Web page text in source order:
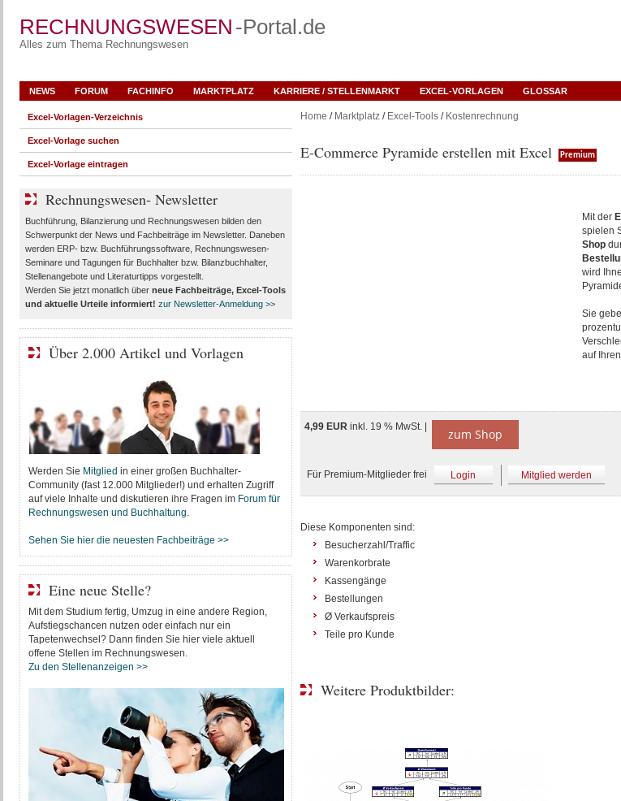
RECHNUNGSWESEN -Portal.de
Alles zum Thema Rechnungswesen
NEWS FORUM FACHINFO MARKTPLATZ KARRIERE / STELLENMARKT EXCEL-VORLAGEN GLOSSAR
Home / Marktplatz/ Excel-Tools/ Kostenrechnung
E-Commerce Pyramide erstellen mit Excel Premium
Mit der
spielen
Shop
wird
Sie
auf
4,99 EUR inkl. 19 % MwSt. | zum Shop
Für Premium-Mitglieder frei Login Mitglied werden
Diese Komponenten sind:
Besucherzahl/Traffic
Warenkorbrate
Kassengänge
Bestellungen
Ø Verkaufspreis
Teile pro Kunde
Weitere Produktbilder:
Excel-Vorlagen-Verzeichnis
Excel-Vorlage suchen
Excel-Vorlage eintragen
Rechnungswesen- Newsletter
Buchführung, Bilanzierung und Rechnungswesen bilden den
Schwerpunkt der News und Fachbeiträge im Newsletter. Daneben
werden ERP- bzw. Buchführungssoftware, Rechnungswesen-
Seminare und Tagungen für Buchhalter bzw. Bilanzbuchhalter,
Stellenangebote und Literaturtipps vorgestellt.
Werden Sie jetzt monatlich über neue Fachbeiträge, Excel-Tools
und aktuelle Urteileinformiert! zur Newsletter-Anmeldung >>
Über 2.000 Artikel und Vorlagen
Werden Sie Mitglied in einer großen Buchhalter-
Community (fast 12.000 Mitglieder!) und erhalten Zugriff
auf viele Inhalte und diskutieren ihre Fragen im Forum für
Rechnungswesen und Buchhaltung.
Sehen Sie hier die neuesten Fachbeiträge >>
Eine neue Stelle?
Mit dem Studium fertig, Umzug in eine andere Region,
Aufstiegschancen nutzen oder einfach nur ein
Tapetenwechsel? Dann finden Sie hier viele aktuell
offene Stellen im Rechnungswesen.
Zu den Stellenanzeigen >>